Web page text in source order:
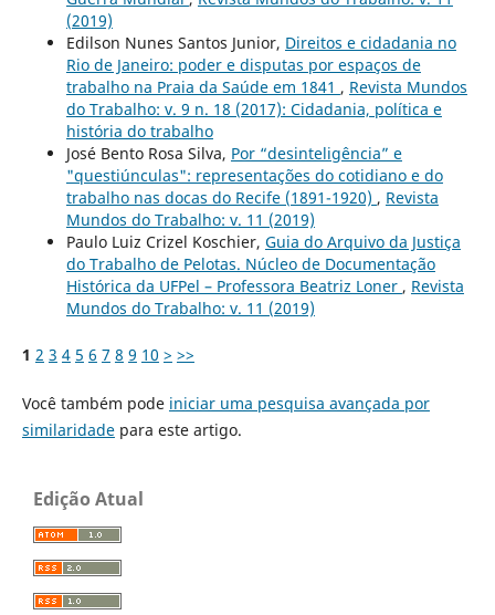
(2019)
Edilson Nunes Santos Junior, Direitos e cidadania no
Rio de Janeiro: poder e disputas por espaços de
trabalho na Praia da Saúde em 1841 , Revista Mundos
do Trabalho: v. 9 n. 18 (2017): Cidadania, política e
história do trabalho
José Bento Rosa Silva, Por “desinteligência” e
"questiúnculas": representações do cotidiano e do
trabalho nas docas do Recife (1891-1920) , Revista
Mundos do Trabalho: v. 11 (2019)
Paulo Luiz Crizel Koschier, Guia do Arquivo da Justiça
do Trabalho de Pelotas. Núcleo de Documentação
Histórica da UFPel – Professora Beatriz Loner , Revista
Mundos do Trabalho: v. 11 (2019)
1 2 3 4 5 6 7 8 9 10 > >>
Você também pode iniciar uma pesquisa avançada por
similaridadepara este artigo.
Edição Atual